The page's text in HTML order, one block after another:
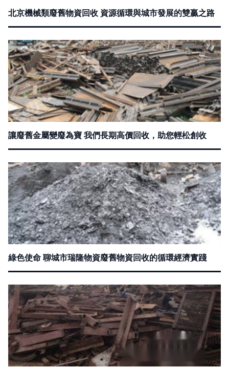
北京機械類廢舊物資回收 資源循環與城市發展的雙贏之路
讓廢舊金屬變廢為寶 我們長期高價回收，助您輕松創收
綠色使命 聊城市瑞隆物資廢舊物資回收的循環經濟實踐